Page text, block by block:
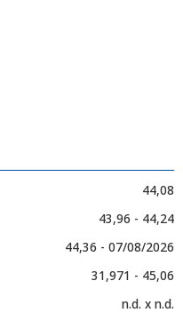
44,08
43,96 - 44,24
44,36 - 07/08/2026
31,971 - 45,06
n.d. x n.d.